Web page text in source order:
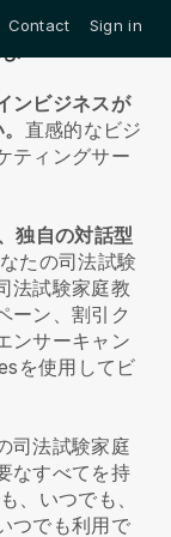
Contact Sign in
ンビジネスが
直感的なビジ
ティングサー
独自の対話型
たの司法試験
法試験家庭教
ーン、割引ク
ンサーキャン
を使用してビ
司法試験家庭
なすべてを持
、いつでも、
つでも利用で